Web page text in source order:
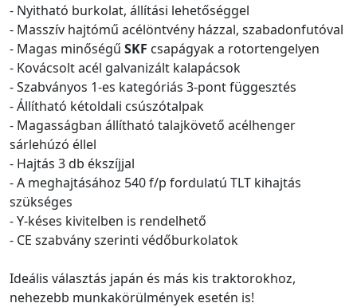
- Nyitható burkolat, állítási lehetőséggel
- Masszív hajtómű acélöntvény házzal, szabadonfutóval
- Magas minőségű SKF csapágyak a rotortengelyen
- Kovácsolt acél galvanizált kalapácsok
- Szabványos 1-es kategóriás 3-pont függesztés
- Állítható kétoldali csúszótalpak
- Magasságban állítható talajkövető acélhenger
sárlehúzó éllel
- Hajtás 3 db ékszíjjal
- A meghajtásához 540 f/p fordulatú TLT kihajtás
szükséges
- Y-késes kivitelben is rendelhető
- CE szabvány szerinti védőburkolatok
Ideális választás japán és más kis traktorokhoz,
nehezebb munkakörülmények esetén is!